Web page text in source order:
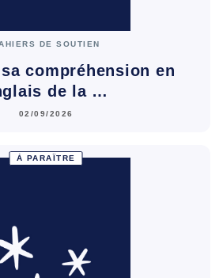
DE SOUTIEN
compréhension en
de la …
02/09/2026
À PARAÎTRE